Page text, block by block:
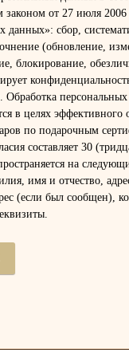
законом от 27 июля
данных»: сбор,
(обновление,
блокирование,
в целях эффективного
по подарочным
составляет 30
на
имя и отчество,
(если был сообщен),